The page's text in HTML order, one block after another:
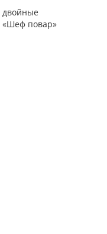
повар»